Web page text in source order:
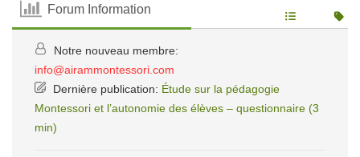
Forum Information
Notre nouveau membre:
info@airammontessori.com
Dernière publication: Étude sur la pédagogie
Montessori et l’autonomie des élèves – questionnaire (3
min)